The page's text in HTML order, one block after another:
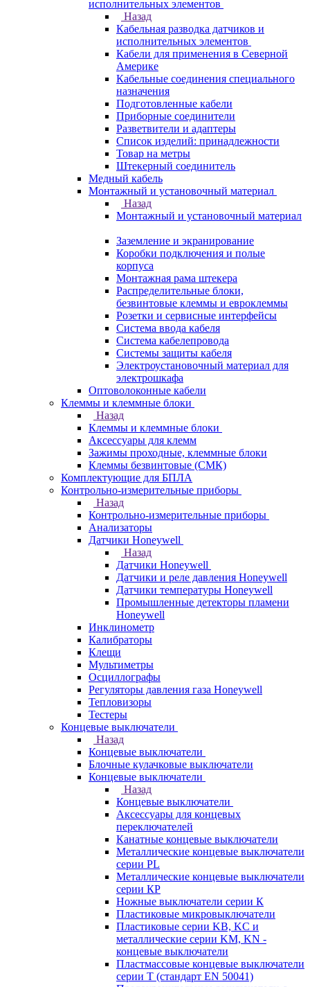
исполнительных элементов
Назад
Кабельная разводка датчиков и
исполнительных элементов
Кабели для применения в Северной
Америке
Кабельные соединения специального
назначения
Подготовленные кабели
Приборные соединители
Разветвители и адаптеры
Список изделий: принадлежности
Товар на метры
Штекерный соединитель
Медный кабель
Монтажный и установочный материал
Назад
Монтажный и установочный материал
Заземление и экранирование
Коробки подключения и полые
корпуса
Монтажная рама штекера
Распределительные блоки,
безвинтовые клеммы и евроклеммы
Розетки и сервисные интерфейсы
Система ввода кабеля
Система кабелепровода
Системы защиты кабеля
Электроустановочный материал для
электрошкафа
Оптоволоконные кабели
Клеммы и клеммные блоки
Назад
Клеммы и клеммные блоки
Аксессуары для клемм
Зажимы проходные, клеммные блоки
Клеммы безвинтовые (СМК)
Комплектующие для БПЛА
Контрольно-измерительные приборы
Назад
Контрольно-измерительные приборы
Анализаторы
Датчики Honeywell
Назад
Датчики Honeywell
Датчики и реле давления Honeywell
Датчики температуры Honeywell
Промышленные детекторы пламени
Honeywell
Инклинометр
Калибраторы
Клещи
Мультиметры
Осциллографы
Регуляторы давления газа Honeywell
Тепловизоры
Тестеры
Концевые выключатели
Назад
Концевые выключатели
Блочные кулачковые выключатели
Концевые выключатели
Назад
Концевые выключатели
Аксессуары для концевых
переключателей
Канатные концевые выключатели
Металлические концевые выключатели
серии PL
Металлические концевые выключатели
серии КP
Ножные выключатели серии К
Пластиковые микровыключатели
Пластиковые серии KB, KC и
металлические серии KM, KN -
концевые выключатели
Пластмассовые концевые выключатели
серии T (стандарт EN 50041)